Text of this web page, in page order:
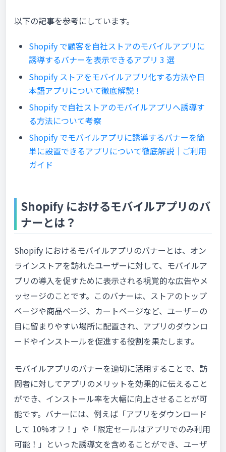
以下の記事を参考にしています。
Shopify で顧客を自社ストアのモバイルアプリに
誘導するバナーを表示できるアプリ 3 選
Shopify ストアをモバイルアプリ化する方法や日
本語アプリについて徹底解説！
Shopify で自社ストアのモバイルアプリへ誘導す
る方法について考察
Shopify でモバイルアプリに誘導するバナーを簡
単に設置できるアプリについて徹底解説｜ご利用
ガイド
Shopify におけるモバイルアプリのバ
ナーとは？
Shopify におけるモバイルアプリのバナーとは、オン
ラインストアを訪れたユーザーに対して、モバイルア
プリの導入を促すために表示される視覚的な広告やメ
ッセージのことです。このバナーは、ストアのトップ
ページや商品ページ、カートページなど、ユーザーの
目に留まりやすい場所に配置され、アプリのダウンロ
ードやインストールを促進する役割を果たします。
モバイルアプリのバナーを適切に活用することで、訪
問者に対してアプリのメリットを効果的に伝えること
ができ、インストール率を大幅に向上させることが可
能です。バナーには、例えば「アプリをダウンロード
して 10%オフ！」や「限定セールはアプリでのみ利用
可能！」といった誘導文を含めることができ、ユーザ